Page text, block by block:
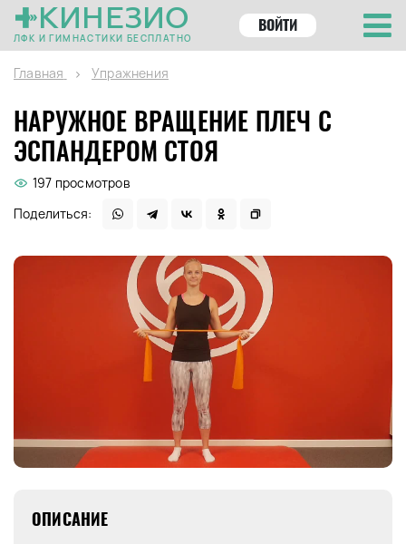
КИНЕЗИО
ЛФК И ГИМНАСТИКИ БЕСПЛАТНО
ВОЙТИ
Главная Упражнения
НАРУЖНОЕ ВРАЩЕНИЕ ПЛЕЧ С
ЭСПАНДЕРОМ СТОЯ
197 просмотров
Поделиться:
ОПИСАНИЕ